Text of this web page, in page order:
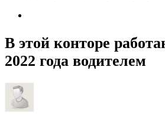
В этой конторе
2022 года водителем